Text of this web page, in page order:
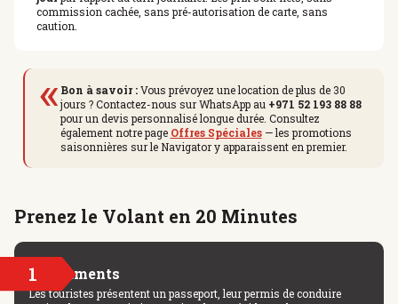
commission cachée, sans pré-autorisation de carte, sans
caution.
« Bon à savoir :Vous prévoyez une location de plus de 30
jours ? Contactez-nous sur WhatsApp au +971 52 193 88 88
pour un devis personnalisé longue durée. Consultez
également notre page Offres Spéciales— les promotions
saisonnières sur le Navigator y apparaissent en premier.
Prenez le Volant en 20 Minutes
1 Documents
Les touristes présentent un passeport, leur permis de conduire